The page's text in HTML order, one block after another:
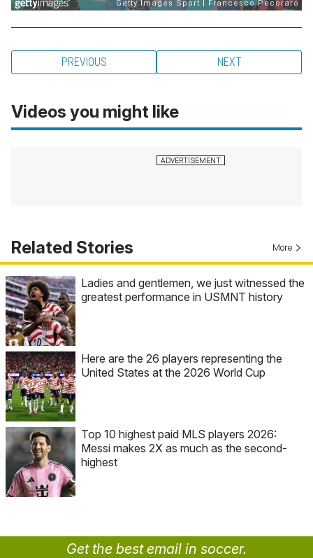
PREVIOUS NEXT
Videos you might like
Related Stories More
Ladies and gentlemen, we just witnessed the
greatest performance in USMNT history
Here are the 26 players representing the
United States at the 2026 World Cup
Top 10 highest paid MLS players 2026:
Messi makes 2X as much as the second-
highest
Get the best email in soccer.